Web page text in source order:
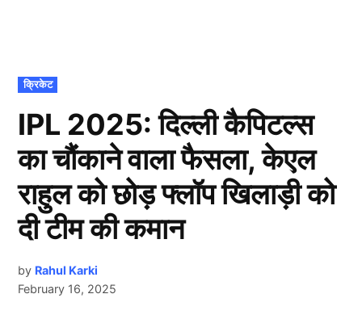
POSTED
IN
क्रिकेट
IPL 2025: दिल्ली कैपिटल्स
का चौंकाने वाला फैसला, केएल
राहुल को छोड़ फ्लॉप खिलाड़ी को
दी टीम की कमान
by Rahul Karki
February 16, 2025